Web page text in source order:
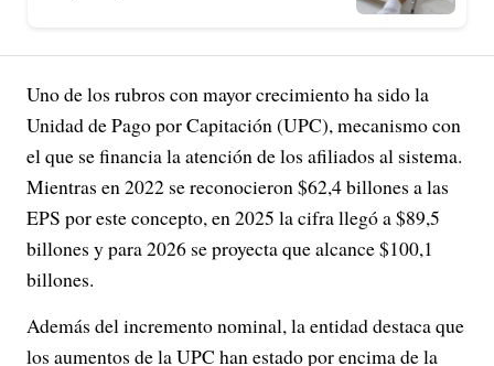
Uno de los rubros con mayor crecimiento ha sido la
Unidad de Pago por Capitación (UPC), mecanismo con
el que se financia la atención de los afiliados al sistema.
Mientras en 2022 se reconocieron $62,4 billones a las
EPS por este concepto, en 2025 la cifra llegó a $89,5
billones y para 2026 se proyecta que alcance $100,1
billones.
Además del incremento nominal, la entidad destaca que
los aumentos de la UPC han estado por encima de la